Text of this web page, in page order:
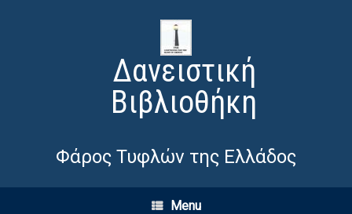
Δανειστική
Βιβλιοθήκη
Φάρος Τυφλών της Ελλάδος
Menu